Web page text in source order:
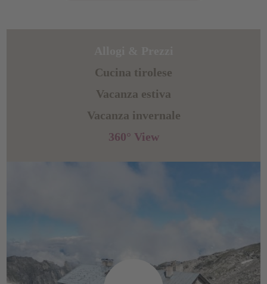
Cucina tirolese
Vacanza estiva
Vacanza invernale
360° View